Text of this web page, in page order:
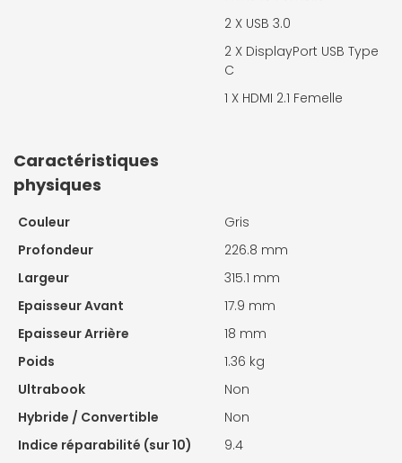
2 X USB 3.0
2 X DisplayPort USB Type
C
1 X HDMI 2.1 Femelle
Caractéristiques
physiques
Couleur
Gris
Profondeur
226.8 mm
Largeur
315.1 mm
Epaisseur Avant
17.9 mm
Epaisseur Arrière
18 mm
Poids
1.36 kg
Ultrabook
Non
Hybride / Convertible
Non
Indice réparabilité (sur 10)
9.4